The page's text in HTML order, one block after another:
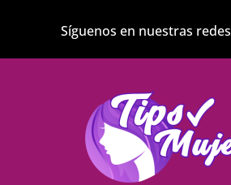
Síguenos en nuestras redes